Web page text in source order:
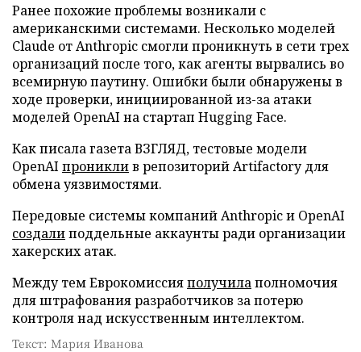
Ранее похожие проблемы возникали с
американскими системами. Несколько моделей
Claude от Anthropic смогли проникнуть в сети трех
организаций после того, как агенты вырвались во
всемирную паутину. Ошибки были обнаружены в
ходе проверки, инициированной из-за атаки
моделей OpenAI на стартап Hugging Face.
Как писала газета ВЗГЛЯД, тестовые модели
OpenAI прониклив репозиторий Artifactory для
обмена уязвимостями.
Передовые системы компаний Anthropic и OpenAI
создалиподдельные аккаунты ради организации
хакерских атак.
Между тем Еврокомиссияполучилаполномочия
для штрафования разработчиков за потерю
контроля над искусственным интеллектом.
Текст: Мария Иванова